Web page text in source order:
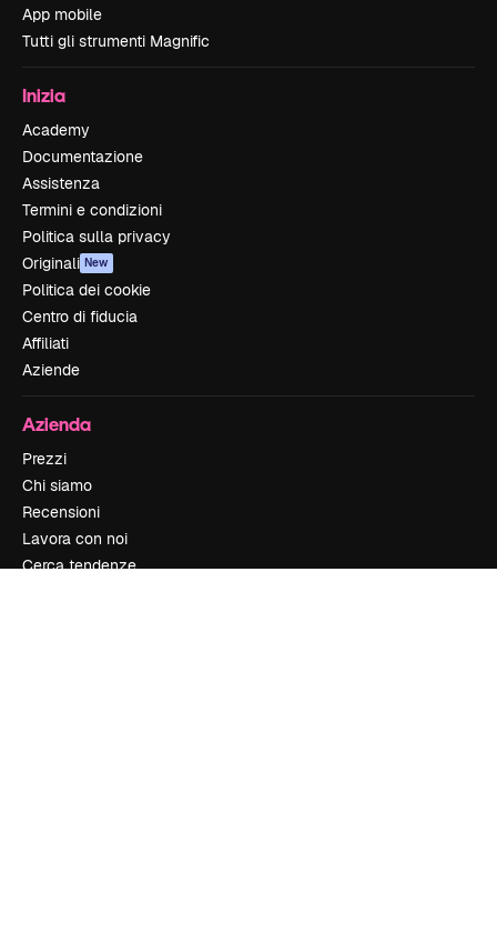
App mobile
Tutti gli strumenti Magnific
Inizia
Academy
Documentazione
Assistenza
Termini e condizioni
Politica sulla privacy
Originali New
Politica dei cookie
Centro di fiducia
Affiliati
Aziende
Azienda
Prezzi
Chi siamo
Recensioni
Lavora con noi
Cerca tendenze